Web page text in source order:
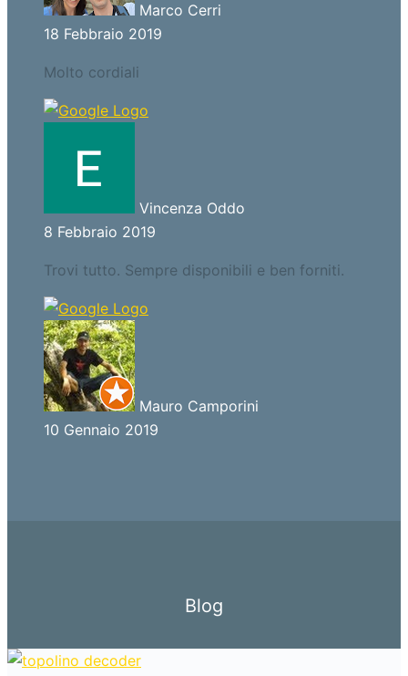
Marco Cerri
18 Febbraio 2019
Molto cordiali
Vincenza Oddo
8 Febbraio 2019
Trovi tutto. Sempre disponibili e ben forniti.
Mauro Camporini
10 Gennaio 2019
Blog